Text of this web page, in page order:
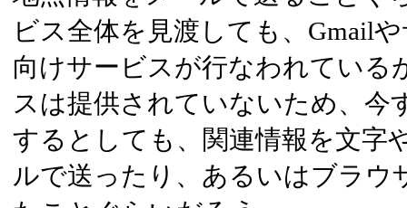
ビス全体を見渡しても、Gmail
向けサービスが行なわれている
スは提供されていないため、今
するとしても、関連情報を文字
ルで送ったり、あるいはブラウ